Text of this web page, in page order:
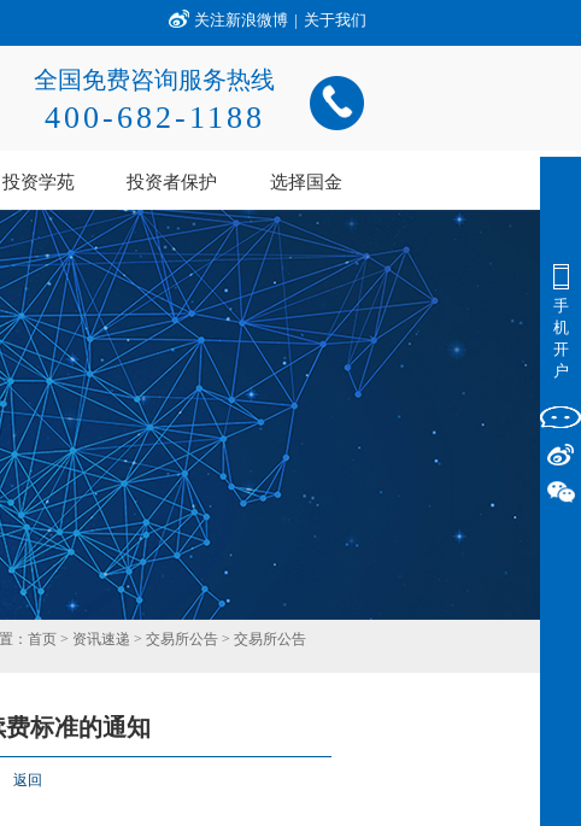
关注新浪微博 | 关于我们
全国免费咨询服务热线
400-682-1188
投资学苑 投资者保护 选择国金
： 首页 > 资讯速递 > 交易所公告 > 交易所公告
标准的通知
返回
手
机
开
户